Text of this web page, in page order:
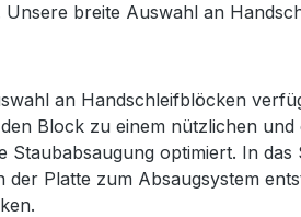
breite Auswahl an
an Handschleifblöcken
Block zu einem nützlichen
optimiert. In das
Platte zum Absaugsystem